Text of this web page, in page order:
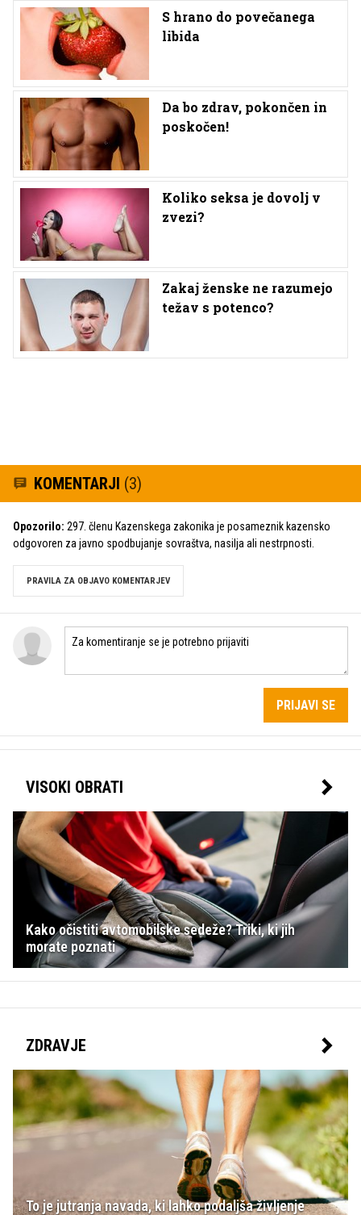
S hrano do povečanega
libida
Da bo zdrav, pokončen in
poskočen!
Koliko seksa je dovolj v
zvezi?
Zakaj ženske ne razumejo
težav s potenco?
KOMENTARJI (3)
Opozorilo: 297. členu Kazenskega zakonika je posameznik kazensko
odgovoren za javno spodbujanje sovraštva, nasilja ali nestrpnosti.
PRAVILA ZA OBJAVO KOMENTARJEV
PRIJAVI SE
VISOKI OBRATI
Kako očistiti avtomobilske sedeže? Triki, ki jih
morate poznati
ZDRAVJE
To je jutranja navada, ki lahko podaljša življenje